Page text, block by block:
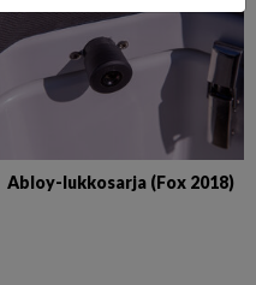
Abloy-lukkosarja (Fox 2018)